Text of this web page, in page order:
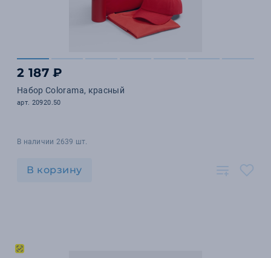
2 187 ₽
Набор Colorama, красный
арт. 20920.50
В наличии 2639 шт.
В корзину